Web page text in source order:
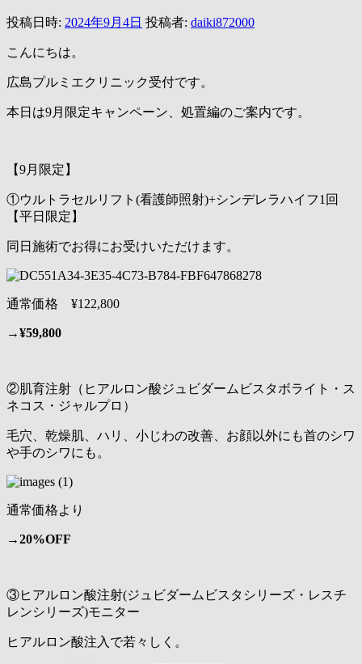
投稿日時: 2024年9月4日 投稿者: daiki872000
こんにちは。
広島プルミエクリニック受付です。
本日は9月限定キャンペーン、処置編のご案内です。
【9月限定】
①ウルトラセルリフト(看護師照射)+シンデレラハイフ1回
【平日限定】
同日施術でお得にお受けいただけます。
通常価格 ¥122,800
→¥59,800
②肌育注射（ヒアルロン酸ジュビダームビスタボライト・ス
ネコス・ジャルプロ）
毛穴、乾燥肌、ハリ、小じわの改善、お顔以外にも首のシワ
や手のシワにも。
通常価格より
→20%OFF
③ヒアルロン酸注射(ジュビダームビスタシリーズ・レスチ
レンシリーズ)モニター
ヒアルロン酸注入で若々しく。